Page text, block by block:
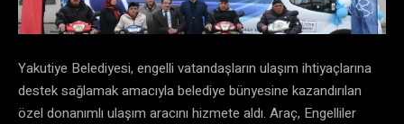
Yakutiye Belediyesi, engelli vatandaşların ulaşım ihtiyaçlarına
destek sağlamak amacıyla belediye bünyesine kazandırılan
özel donanımlı ulaşım aracını hizmete aldı. Araç, Engelliler